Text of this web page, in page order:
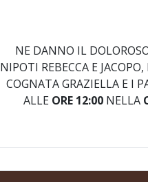
NE DANNO IL
NIPOTI REBECCA E
COGNATA GRAZIELLA E I
ALLE ORE 12:00 NELLA